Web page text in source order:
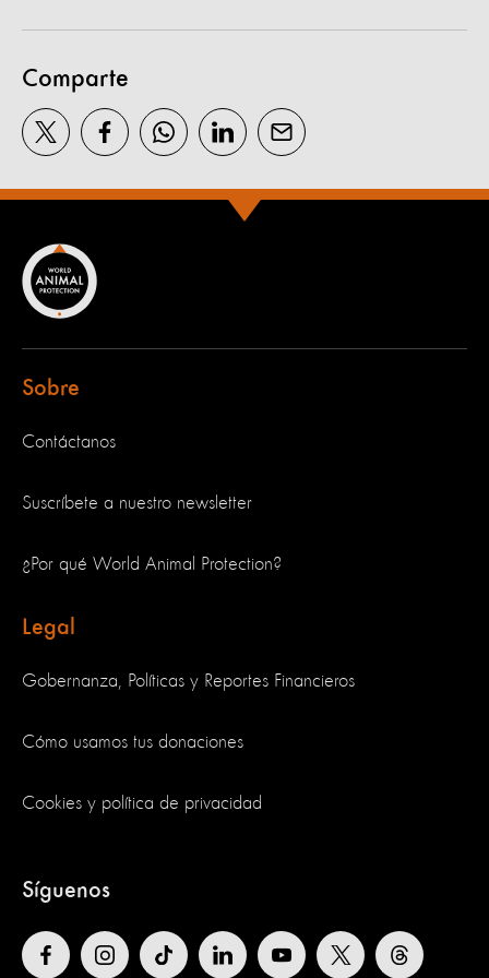
Comparte
Sobre
Contáctanos
Suscríbete a nuestro newsletter
¿Por qué World Animal Protection?
Legal
Gobernanza, Políticas y Reportes Financieros
Cómo usamos tus donaciones
Cookies y política de privacidad
Síguenos